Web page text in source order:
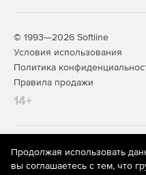
© 1993—2026 Softline
Условия использования
Политика
Правила продажи
14+
На информационном
рекомендательные
предоставления информации
Продолжая использовать
вы соглашаетесь с тем, что